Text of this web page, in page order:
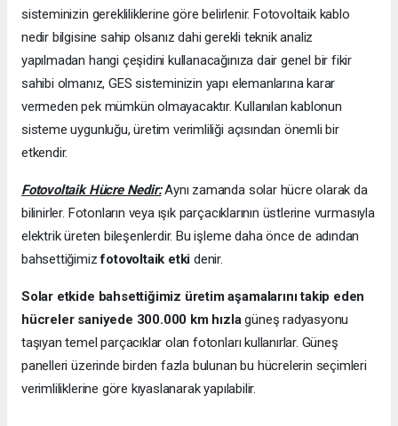
sisteminizin gerekliliklerine göre belirlenir. Fotovoltaik kablo
nedir bilgisine sahip olsanız dahi gerekli teknik analiz
yapılmadan hangi çeşidini kullanacağınıza dair genel bir fikir
sahibi olmanız, GES sisteminizin yapı elemanlarına karar
vermeden pek mümkün olmayacaktır. Kullanılan kablonun
sisteme uygunluğu, üretim verimliliği açısından önemli bir
etkendir.
Fotovoltaik Hücre Nedir:Aynı zamanda solar hücre olarak da
bilinirler. Fotonların veya ışık parçacıklarının üstlerine vurmasıyla
elektrik üreten bileşenlerdir. Bu işleme daha önce de adından
bahsettiğimizfotovoltaik etkidenir.
Solar etkide bahsettiğimiz üretim aşamalarını takip eden
hücreler saniyede 300.000 km hızlagüneş radyasyonu
taşıyan temel parçacıklar olan fotonları kullanırlar. Güneş
panelleri üzerinde birden fazla bulunan bu hücrelerin seçimleri
verimliliklerine göre kıyaslanarak yapılabilir.